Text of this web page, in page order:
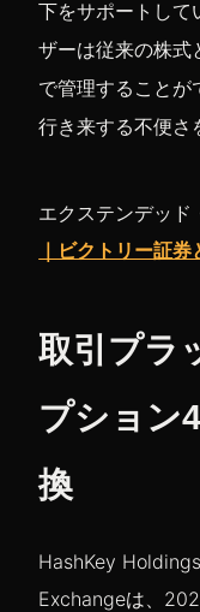
下をサポートして
ザーは従来の株式
で管理することが
行き来する不便さ
エクステンデッド
｜ビクトリー証
取引プラ
プション
換
HashKey
Exchangeは、